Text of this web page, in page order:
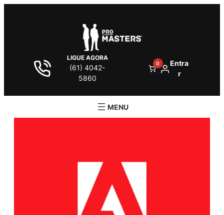
LIGUE AGORA
(61) 4042-
5860
0
Entra
r